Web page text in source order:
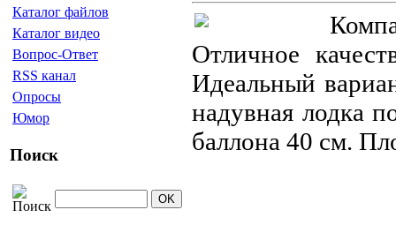
Каталог файлов
Каталог видео
Вопрос-Ответ
RSS канал
Опросы
Юмор
Поиск
Отличное
Идеальный
надувная лодка
баллона 40 см.